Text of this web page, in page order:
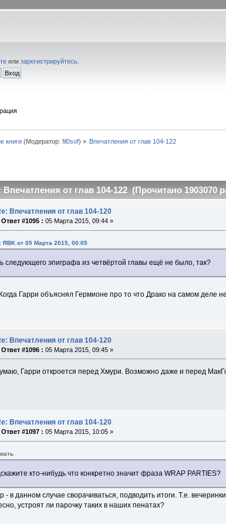
илизарегистрируйтесь
книги (Модератор:fil0sof) » Впечатления от глав 104-122
Впечатления от глав 104-122 (Прочитано 1903070
Впечатления от глав 104-120
Ответ #1095 : 05 Марта 2015, 09:44 »
RBK от 05 Марта 2015, 00:05
следующего эпиграфа из четвёртой главы ещё не было, так?
Гарри объяснял Гермионе про то что Драко на самом деле
Впечатления от глав 104-120
Ответ #1096 : 05 Марта 2015, 09:45 »
Гарри откроется перед Хмури. Возможно даже и перед
Впечатления от глав 104-120
Ответ #1097 : 05 Марта 2015, 10:05 »
кто-нибудь что конкретно значит фраза WRAP PARTIES?
- в данном случае сворачиваться, подводить итоги. Т.е. вечеринки
устроят ли парочку таких в наших пенатах?